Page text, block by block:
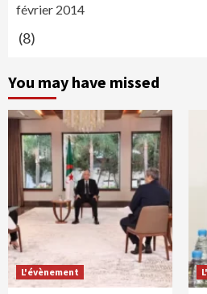
février 2014
(8)
You may have missed
L'évènement